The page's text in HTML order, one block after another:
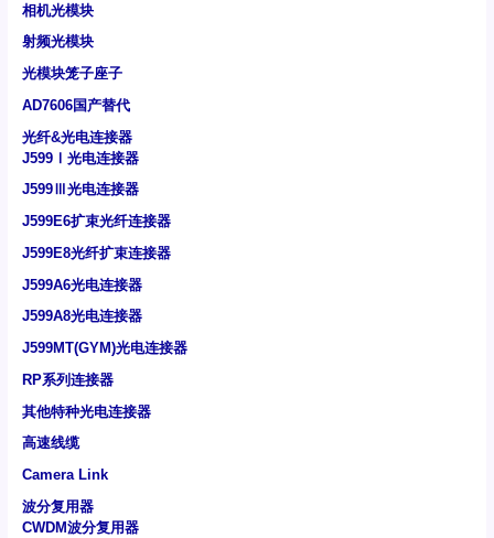
相机光模块
射频光模块
光模块笼子座子
AD7606国产替代
光纤&光电连接器
J599Ⅰ光电连接器
J599Ⅲ光电连接器
J599E6扩束光纤连接器
J599E8光纤扩束连接器
J599A6光电连接器
J599A8光电连接器
J599MT(GYM)光电连接器
RP系列连接器
其他特种光电连接器
高速线缆
Camera Link
波分复用器
CWDM波分复用器